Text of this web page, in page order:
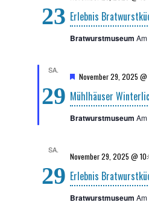
23 Erleb­nis
Bratwurstmuseum
SA.
29 Mühl­häu­ser
H
r
v
o
r
h
o
b
e
November 29, 2025 @
Bratwurstmuseum
SA.
29 Erleb­nis
November 29, 2025 @
Bratwurstmuseum